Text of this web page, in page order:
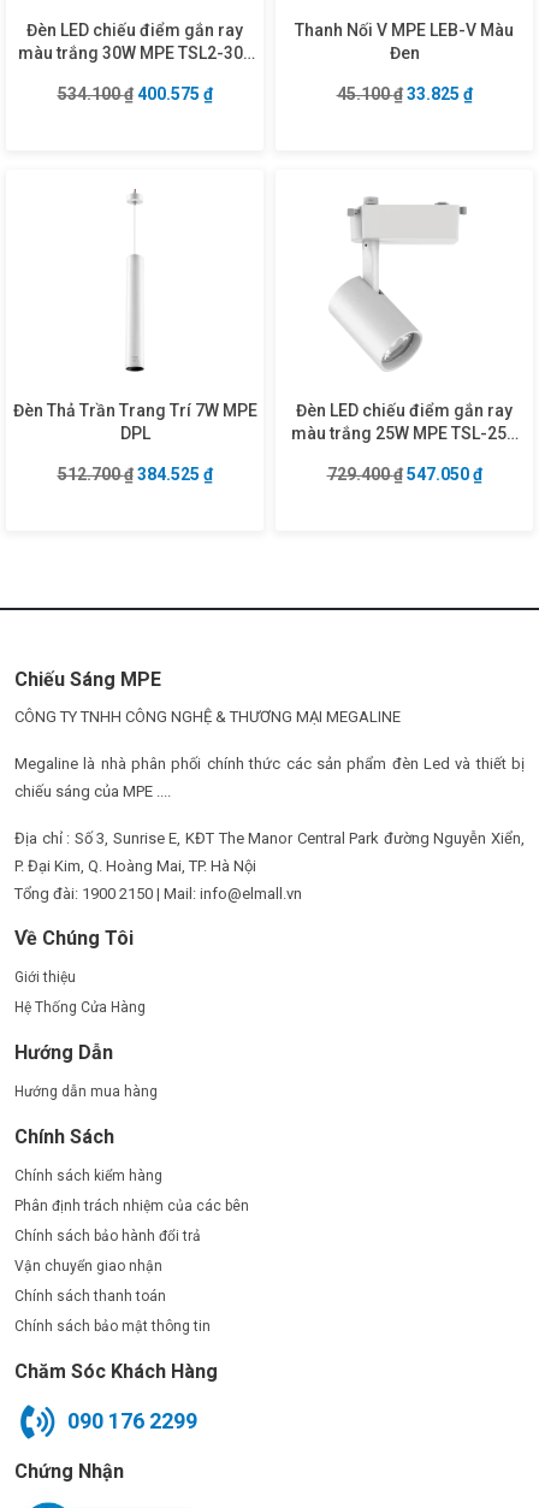
Đèn LED chiếu điểm gắn ray
màu trắng 30W MPE TSL2-30T
534.100₫ Giá gốc là: 534.100 ₫.
400.575 ₫Giá hiện tại là: 400.575 ₫.
Thanh Nối V MPE LEB-V Màu
Đen
45.100₫ Giá gốc là:
33.825 ₫Giá hiện
Đèn Thả Trần Trang Trí 7W MPE
DPL
512.700₫ Giá gốc là: 512.700 ₫.
384.525 ₫Giá hiện tại là: 384.525 ₫.
Đèn LED chiếu điểm gắn ray
màu trắng 25W MPE TSL-25N
729.400₫ Giá gốc là:
547.050₫Giá
Chiếu Sáng MPE
CÔNG TY TNHH CÔNG NGHỆ & THƯƠNG MẠI MEGALINE
Megaline là nhà phân phối chính thức các sản phẩm đèn Led và thiết bị
chiếu sáng của MPE ....
Địa chỉ : Số 3, Sunrise E, KĐT The Manor Central Park đường Nguyễn Xiển,
P. Đại Kim, Q. Hoàng Mai, TP. Hà Nội
Tổng đài: 1900 2150 | Mail: info@elmall.vn
Về Chúng Tôi
Giới thiệu
Hệ Thống Cửa Hàng
Hướng Dẫn
Hướng dẫn mua hàng
Chính Sách
Chính sách kiểm hàng
Phân định trách nhiệm của các bên
Chính sách bảo hành đổi trả
Vận chuyển giao nhận
Chính sách thanh toán
Chính sách bảo mật thông tin
Chăm Sóc Khách Hàng
090 176 2299
Chứng Nhận